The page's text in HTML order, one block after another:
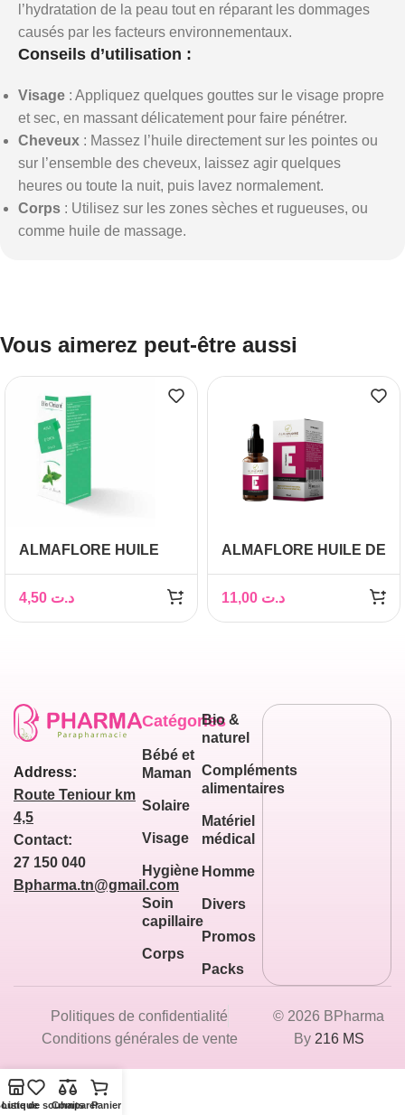
l’hydratation de la peau tout en réparant les dommages
causés par les facteurs environnementaux.
Conseils d’utilisation :
Visage : Appliquez quelques gouttes sur le visage propre
et sec, en massant délicatement pour faire pénétrer.
Cheveux : Massez l’huile directement sur les pointes ou
sur l’ensemble des cheveux, laissez agir quelques
heures ou toute la nuit, puis lavez normalement.
Corps : Utilisez sur les zones sèches et rugueuses, ou
comme huile de massage.
Vous aimerez peut-être aussi
ALMAFLORE HUILE
د.ت
ALMAFLORE HUILE DE
د.ت
Address:
Route Teniour km
4,5
Contact:
27 150 040
Bpharma.tn@gmail.com
Catégories
Bébé et
Maman
Solaire
Visage
Hygiène
Soin
capillaire
Corps
Bio &
naturel
Compléments
alimentaires
Matériel
médical
Homme
Divers
Promos
Packs
© 2026 BPharma
By 216 MS
Politiques de confidentialité
Conditions générales de vente
Liste de souhaits
ComparerPanier